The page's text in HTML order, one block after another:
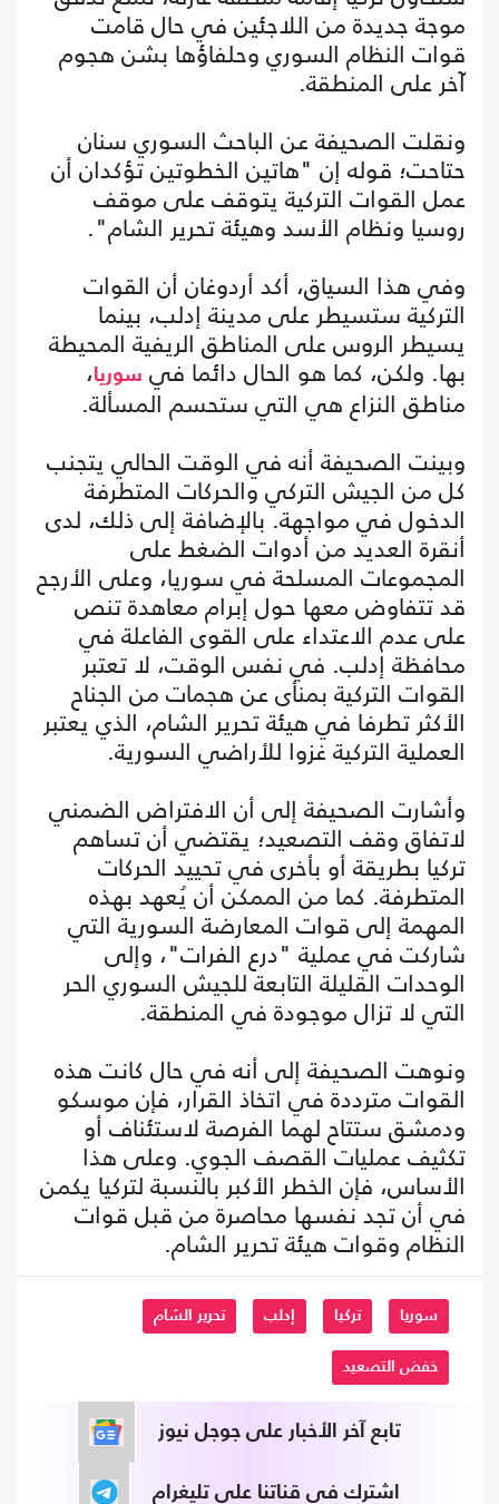
موجة جديدة من اللاجئين في حال قامت
قوات النظام السوري وحلفاؤها بشن هجوم
آخر على المنطقة.
ونقلت الصحيفة عن الباحث السوري سنان
حتاحت؛ قوله إن "هاتين الخطوتين تؤكدان أن
عمل القوات التركية يتوقف على موقف
روسيا ونظام الأسد وهيئة تحرير الشام".
وفي هذا السياق، أكد أردوغان أن القوات
التركية ستسيطر على مدينة إدلب، بينما
يسيطر الروس على المناطق الريفية المحيطة
بها. ولكن، كما هو الحال دائما في سوريا،
مناطق النزاع هي التي ستحسم المسألة.
وبينت الصحيفة أنه في الوقت الحالي يتجنب
كل من الجيش التركي والحركات المتطرفة
الدخول في مواجهة. بالإضافة إلى ذلك، لدى
أنقرة العديد من أدوات الضغط على
المجموعات المسلحة في سوريا، وعلى الأرجح
قد تتفاوض معها حول إبرام معاهدة تنص
على عدم الاعتداء على القوى الفاعلة في
محافظة إدلب. في نفس الوقت، لا تعتبر
القوات التركية بمنأى عن هجمات من الجناح
الأكثر تطرفا في هيئة تحرير الشام، الذي يعتبر
العملية التركية غزوا للأراضي السورية.
وأشارت الصحيفة إلى أن الافتراض الضمني
لاتفاق وقف التصعيد؛ يقتضي أن تساهم
تركيا بطريقة أو بأخرى في تحييد الحركات
المتطرفة. كما من الممكن أن يُعهد بهذه
المهمة إلى قوات المعارضة السورية التي
شاركت في عملية "درع الفرات"، وإلى
الوحدات القليلة التابعة للجيش السوري الحر
التي لا تزال موجودة في المنطقة.
ونوهت الصحيفة إلى أنه في حال كانت هذه
القوات مترددة في اتخاذ القرار، فإن موسكو
ودمشق ستتاح لهما الفرصة لاستئناف أو
تكثيف عمليات القصف الجوي. وعلى هذا
الأساس، فإن الخطر الأكبر بالنسبة لتركيا يكمن
في أن تجد نفسها محاصرة من قبل قوات
النظام وقوات هيئة تحرير الشام.
سوريا تركيا إدلب تحرير الشام
خفض التصعيد
تابع آخر الأخبار على جوجل نيوز
اشترك في قناتنا على تليغرام